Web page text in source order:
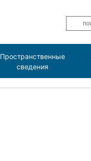
Пространственные
сведения